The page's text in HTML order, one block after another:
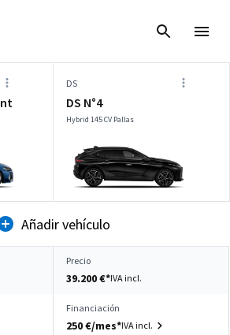
DS
DS N°4
Hybrid 145 CV Pallas
Añadir vehículo
Precio
39.200 €*IVA incl.
Financiación
250 €/mes*IVA incl.